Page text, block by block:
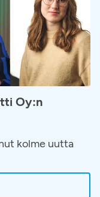
Oy:n
kolme uutta